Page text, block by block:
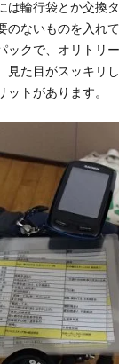
は輪行袋とか交換
のないものを入れ
ックで、オリトリ
見た目がスッキリ
ットがあります。